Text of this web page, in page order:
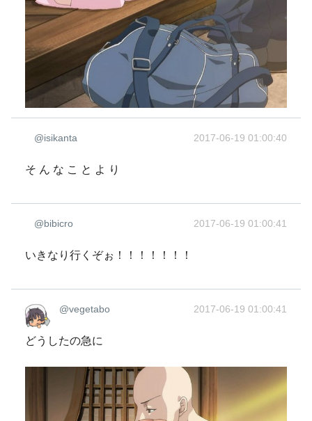
@isikanta 2017-06-19 01:00:40
そ ん な こ と よ り
@bibicro 2017-06-19 01:00:41
いきなり行くぞぉ！！！！！！！
@vegetabo 2017-06-19 01:00:41
どうしたの急に